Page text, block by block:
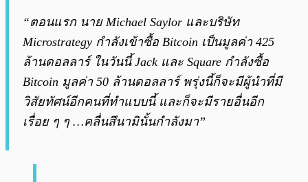
“ตอนแรก นาย Michael Saylor และบริษัท
Microstrategy กำลังเข้าซื้อ Bitcoin เป็นมูลค่า 425
ล้านดอลลาร์ ในวันนี้ Jack และ Square กำลังซื้อ
Bitcoin มูลค่า 50 ล้านดอลลาร์ พรุ่งนี้ก็จะมีผู้นำที่มี
วิสัยทัศน์อีกคนที่ทำแบบนี้ และก็จะมีรายอื่นอีก
เรื่อย ๆ ๆ …คลื่นสึนามินั้นกำลังมา”